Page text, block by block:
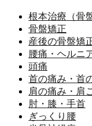
根本治療（骨
骨盤矯正
産後の骨盤矯
腰痛・ヘルニ
頭痛
首の痛み・首
肩の痛み・肩
肘・膝・手首
ぎっくり腰